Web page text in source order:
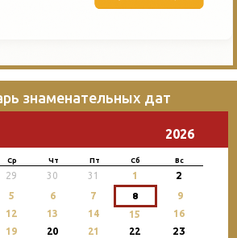
знаменательных дат
2026
Ср Чт Пт Сб Вс
29 30 31 1 2
5 6 7 8
9
12 13 14 15
16
19 20 21 22 23